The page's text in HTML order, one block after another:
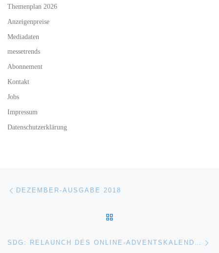
Themenplan 2026
Anzeigenpreise
Mediadaten
messetrends
Abonnement
Kontakt
Jobs
Impressum
Datenschutzerklärung
Beitragsnavigation
DEZEMBER-AUSGABE 2018